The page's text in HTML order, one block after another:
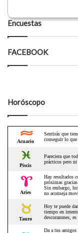
Encuestas
FACEBOOK
Horóscopo